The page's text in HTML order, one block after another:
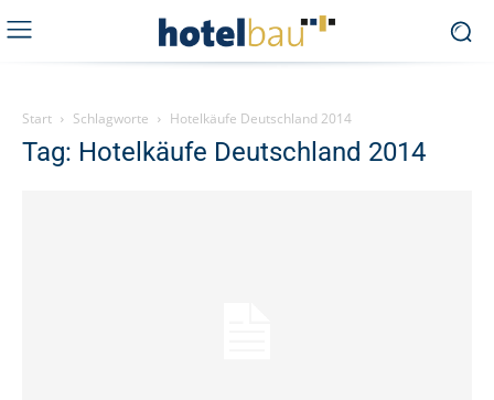
Start Schlagworte Hotelkäufe Deutschland 2014
Tag: Hotelkäufe Deutschland 2014